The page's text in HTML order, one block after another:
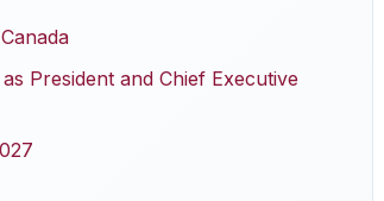
President and Chief Executive